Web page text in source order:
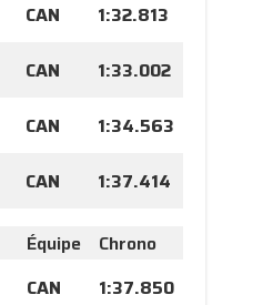
CAN
1:32.813
CAN
1:33.002
CAN
1:34.563
CAN 1:37.414
Équipe
Chrono
CAN 1:37.850